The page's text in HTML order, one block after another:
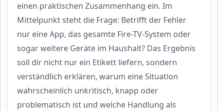
einen praktischen Zusammenhang ein. Im
Mittelpunkt steht die Frage: Betrifft der Fehler
nur eine App, das gesamte Fire-TV-System oder
sogar weitere Geräte im Haushalt? Das Ergebnis
soll dir nicht nur ein Etikett liefern, sondern
verständlich erklären, warum eine Situation
wahrscheinlich unkritisch, knapp oder
problematisch ist und welche Handlung als